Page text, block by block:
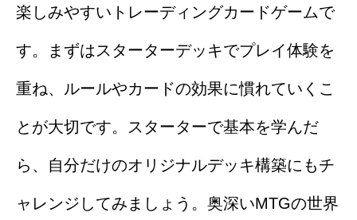
楽しみやすいトレーディングカードゲームで
す。まずはスターターデッキでプレイ体験を
重ね、ルールやカードの効果に慣れていくこ
とが大切です。スターターで基本を学んだ
ら、自分だけのオリジナルデッキ構築にもチ
ャレンジしてみましょう。奥深いMTGの世界